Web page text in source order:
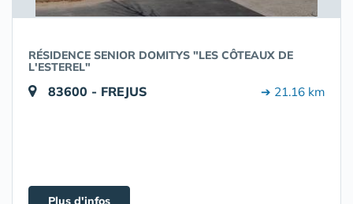
RÉSIDENCE SENIOR DOMITYS "LES CÔTEAUX DE
L'ESTEREL"
83600 - FREJUS ➔ 21.16 km
Plus d'infos